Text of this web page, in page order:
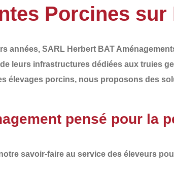
Porcines sur
années, SARL Herbert BAT
leurs infrastructures dédiées aux truies
élevages porcins, nous proposons des
pensé pour la
savoir-faire au service des éleveurs